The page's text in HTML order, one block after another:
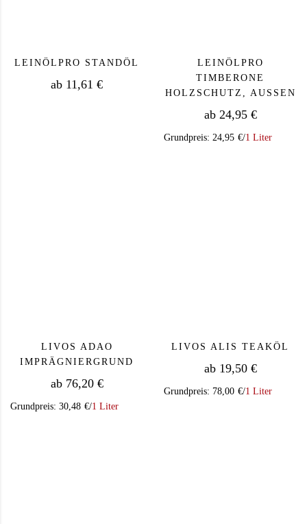
LEINÖLPRO STANDÖL
ab 11,61 €
Dieses Produkt weist mehrere Varianten auf. Die
LEINÖLPRO
TIMBERONE
HOLZSCHUTZ, AUSSEN
ab 24,95 €
Grundpreis: 24,95 €/1 Liter
LIVOS ADAO
IMPRÄGNIERGRUND
ab 76,20 €
Grundpreis: 30,48 €/1 Liter
LIVOS ALIS TEAKÖL
ab 19,50 €
Grundpreis: 78,00 €/1 Liter